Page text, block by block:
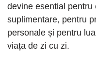
devine esențial pentru
suplimentare, pentru
personale și pentru
viața de zi cu zi.